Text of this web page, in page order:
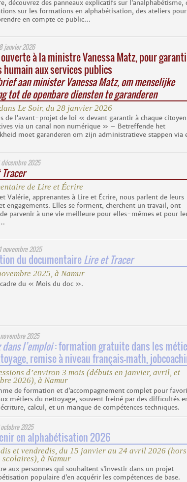
découvrez des panneaux explicatifs sur l’analphabétisme,
sur les formations en alphabétisation, des ateliers pour
en compte ce public…
janvier 2026
à la ministre Vanessa Matz, pour
humain aux services publics
aan minister Vanessa Matz, om menselijke
tot de openbare diensten te garanderen
Le Soir, du 28 janvier 2026
de l’avant-projet de loi « devant garantir à chaque
via un canal non numérique » – Betreffende het
moet garanderen om zijn administratieve stappen via
2025
de Lire et Écrire
Valérie, apprenantes à Lire et Écrire, nous parlent de leurs
engagements. Elles se forment, cherchent un travail, ont
de parvenir à une vie meilleure pour elles-mêmes et pour
novembre 2025
du documentaireLire et Tracer
2025, à Namur
cadre du « Mois du doc ».
2025
l’emploi: formation gratuite dans les
remise à niveau français-math,
d’environ 3 mois (débuts en janvier, avril, et
2026), à Namur
de formation et d’accompagnement complet pour
métiers du nettoyage, souvent freiné par des difficultés
calcul, et un manque de compétences techniques.
2025
en alphabétisation 2026
et vendredis, du 15 janvier au 24 avril 2026 (hors
scolaires), à Namur
aux personnes qui souhaitent s’investir dans un projet
populaire d’en acquérir les compétences de base.